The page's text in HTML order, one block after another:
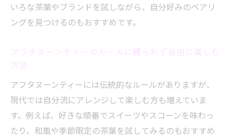
いろな茶葉やブランドを試しながら、自分好みのペアリ
ングを見つけるのもおすすめです。
アフタヌーンティーには伝統的なルールがありますが、
現代では自分流にアレンジして楽しむ方も増えていま
す。例えば、好きな順番でスイーツやスコーンを味わっ
たり、和風や季節限定の茶葉を試してみるのもおすすめ